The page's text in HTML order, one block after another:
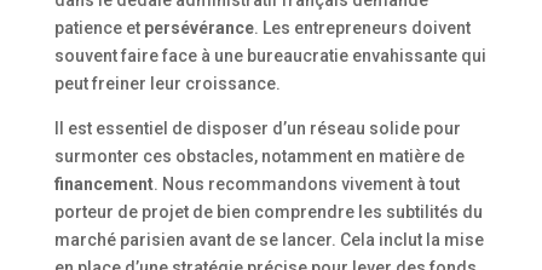
patience et persévérance. Les entrepreneurs doivent
souvent faire face à une bureaucratie envahissante qui
peut freiner leur croissance.
Il est essentiel de disposer d’un réseau solide pour
surmonter ces obstacles, notamment en matière de
financement. Nous recommandons vivement à tout
porteur de projet de bien comprendre les subtilités du
marché parisien avant de se lancer. Cela inclut la mise